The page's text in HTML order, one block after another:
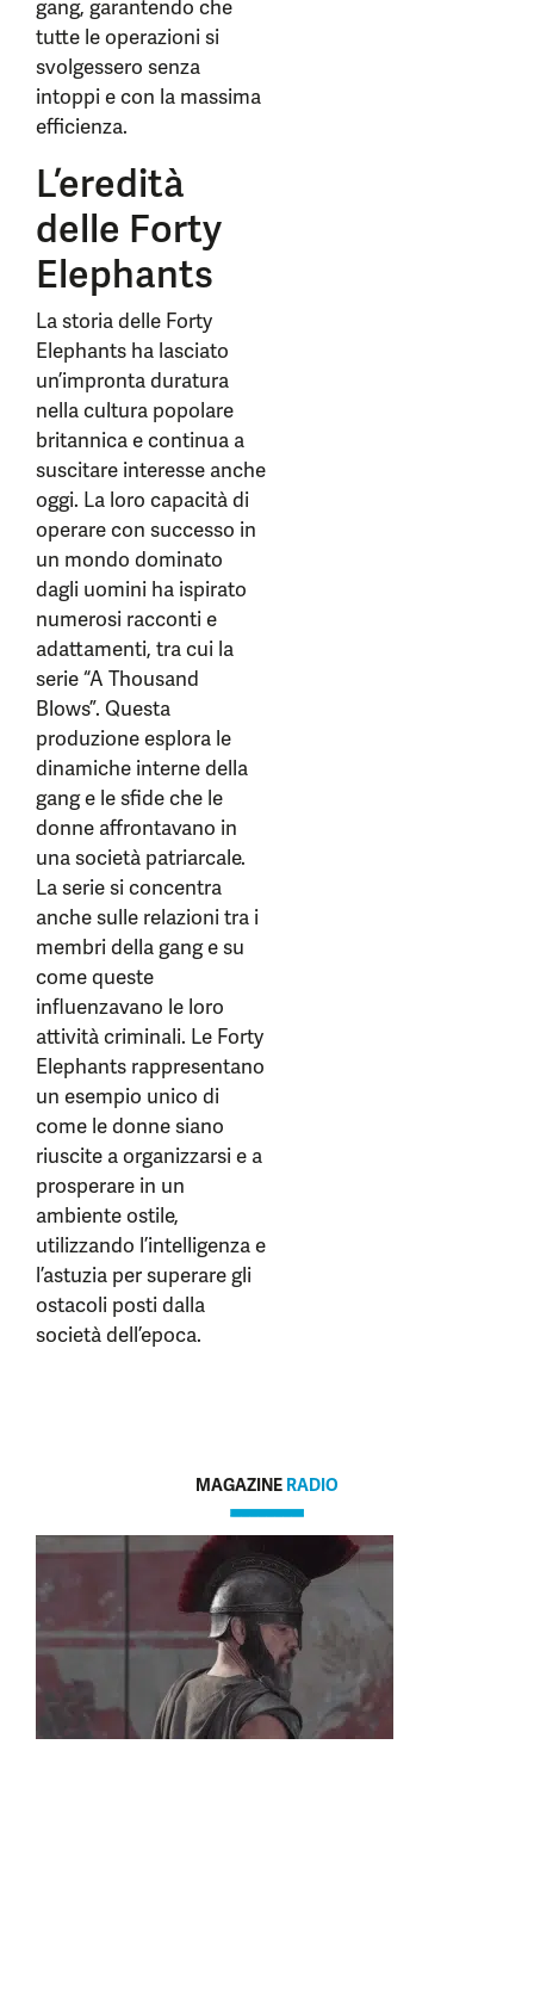
gang, garantendo che
tutte le operazioni si
svolgessero senza
intoppi e con la massima
efficienza.
L’eredità
delle Forty
Elephants
La storia delle Forty
Elephants ha lasciato
un’impronta duratura
nella cultura popolare
britannica e continua a
suscitare interesse anche
oggi. La loro capacità di
operare con successo in
un mondo dominato
dagli uomini ha ispirato
numerosi racconti e
adattamenti, tra cui la
serie “A Thousand
Blows”. Questa
produzione esplora le
dinamiche interne della
gang e le sfide che le
donne affrontavano in
una società patriarcale.
La serie si concentra
anche sulle relazioni tra i
membri della gang e su
come queste
influenzavano le loro
attività criminali. Le Forty
Elephants rappresentano
un esempio unico di
come le donne siano
riuscite a organizzarsi e a
prosperare in un
ambiente ostile,
utilizzando l’intelligenza e
l’astuzia per superare gli
ostacoli posti dalla
società dell’epoca.
MAGAZINE RADIO